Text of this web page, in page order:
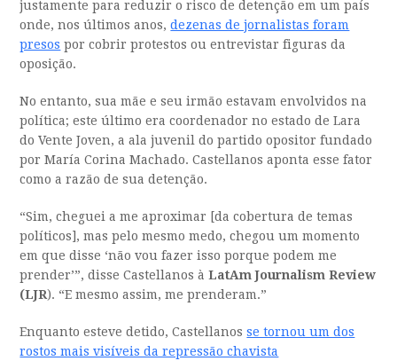
justamente para reduzir o risco de detenção em um país
onde, nos últimos anos,dezenas de jornalistas foram
presos por cobrir protestos ou entrevistar figuras da
oposição.
No entanto, sua mãe e seu irmão estavam envolvidos na
política; este último era coordenador no estado de Lara
do Vente Joven, a ala juvenil do partido opositor fundado
por María Corina Machado. Castellanos aponta esse fator
como a razão de sua detenção.
“Sim, cheguei a me aproximar [da cobertura de temas
políticos], mas pelo mesmo medo, chegou um momento
em que disse ‘não vou fazer isso porque podem me
prender’”, disse Castellanos àLatAm Journalism Review
(LJR). “E mesmo assim, me prenderam.”
Enquanto esteve detido, Castellanosse tornou um dos
rostos mais visíveis da repressão chavista